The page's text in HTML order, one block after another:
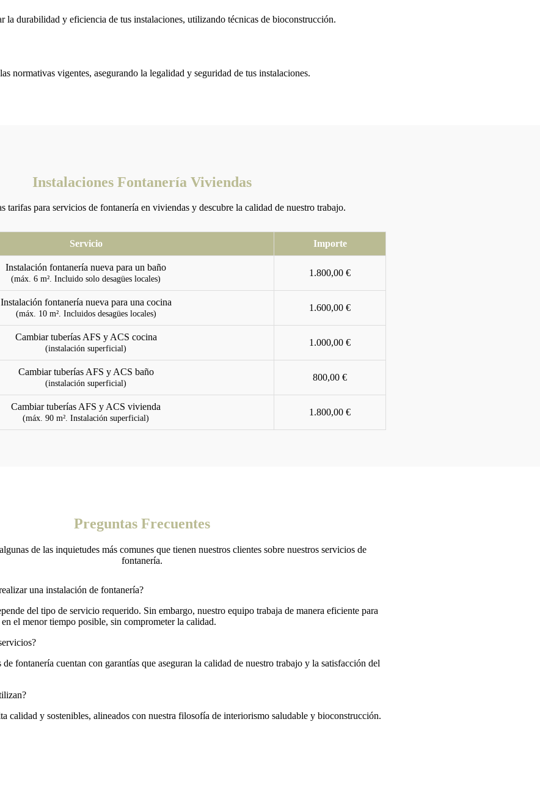
la durabilidad y eficiencia de tus instalaciones, utilizando técnicas de bioconstrucción.
normativas vigentes, asegurando la legalidad y seguridad de tus instalaciones.
Instalaciones Fontanería Viviendas
tarifas para servicios de fontanería en viviendas y descubre la calidad de nuestro trabajo.
Servicio Importe
Instalación fontanería nueva para un baño
(máx. 6 m². Incluido solo desagües locales)
1.800,00 €
Instalación fontanería nueva para una cocina
(máx. 10 m². Incluidos desagües locales)
1.600,00 €
Cambiar tuberías AFS y ACS cocina
(instalación superficial)
1.000,00 €
Cambiar tuberías AFS y ACS baño
(instalación superficial)
800,00 €
Cambiar tuberías AFS y ACS vivienda
(máx. 90 m². Instalación superficial)
1.800,00 €
Preguntas Frecuentes
de las inquietudes más comunes que tienen nuestros clientes sobre nuestros servicios de
fontanería.
una instalación de fontanería?
del tipo de servicio requerido. Sin embargo, nuestro equipo trabaja de manera eficiente para
el menor tiempo posible, sin comprometer la calidad.
fontanería cuentan con garantías que aseguran la calidad de nuestro trabajo y la satisfacción del
calidad y sostenibles, alineados con nuestra filosofía de interiorismo saludable y bioconstrucción.